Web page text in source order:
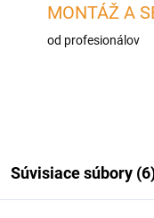
MONTÁŽ A
od profesionálov
Súvisiace súbory